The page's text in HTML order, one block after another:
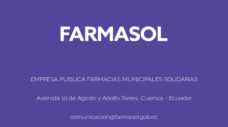
EMPRESA PUBLICA FARMACIAS MUNICIPALES SOLIDARIAS
Avenida 10 de Agosto y Adolfo Torres, Cuenca - Ecuador
comunicacion@farmasol.gob.ec